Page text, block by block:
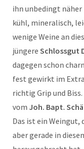
ihn unbedingt
kühl, mineralisch,
wenige Weine an
jüngere Schlossgut
dagegen schon
fest gewirkt im
richtig Grip und
vom Joh. Bapt.
Das ist ein Weingut,
aber gerade in